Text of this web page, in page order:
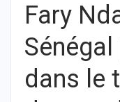
Fary
dans le